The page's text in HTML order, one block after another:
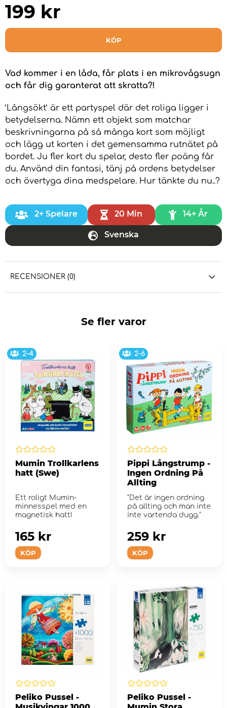
199 kr
KÖP
Vad kommer i en låda, får plats i en mikrovågsugn
och får dig garanterat att skratta?!
’Långsökt’ är ett partyspel där det roliga ligger i
betydelserna. Nämn ett objekt som matchar
beskrivningarna på så många kort som möjligt
och lägg ut korten i det gemensamma rutnätet på
bordet. Ju fler kort du spelar, desto fler poäng får
du. Använd din fantasi, tänj på ordens betydelser
och övertyga dina medspelare. Hur tänkte du nu..?
2+ Spelare 20 Min 14+ År
Svenska
RECENSIONER (0)
Se fler varor
2-4
Mumin Trollkarlens
hatt (Swe)
Ett roligt Mumin-
minnesspel med en
magnetisk hatt!
KÖP
165 kr
2-6
Pippi Långstrump -
Ingen Ordning På
Allting
"Det är ingen ordning
på allting och man inte
inte vartenda dugg."
KÖP
259 kr
Peliko Pussel -
Peliko Pussel -